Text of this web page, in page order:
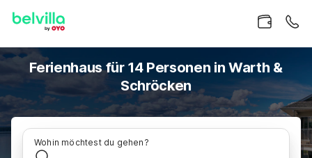
Ferienhaus für 14 Personen in Warth &
Schröcken
Wohin möchtest du gehen?